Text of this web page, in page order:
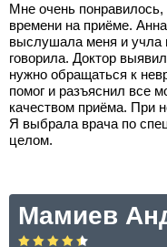
Мне очень
времени на приёме.
выслушала меня и учла
говорила. Доктор
нужно обращаться к
помог и разъяснил все
качеством приёма. При
Я выбрала врача по
целом.
Мамиев